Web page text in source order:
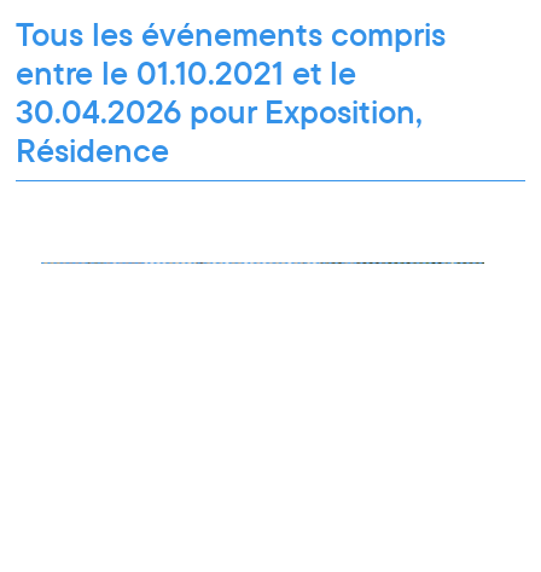
Tous les événements compris
entre le 01.10.2021 et le
30.04.2026 pour Exposition,
Résidence